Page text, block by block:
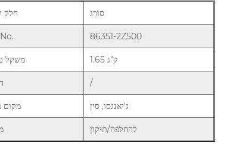
חלק סוֹרָג
86351-2Z500
משקל 1.65 ק"ג
/
מקום ג'יאנגסו, סין
להחלפה/תיקון